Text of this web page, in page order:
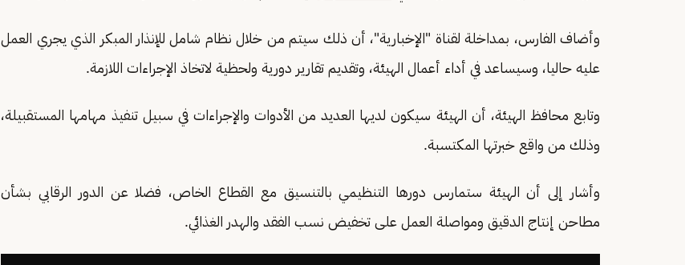
وأضاف الفارس، بمداخلة لقناة "الإخبارية"، أن ذلك سيتم من خلال نظام شامل للإنذار المبكر الذي يجري العمل
عليه حاليا، وسيساعد في أداء أعمال الهيئة، وتقديم تقارير دورية ولحظية لاتخاذ الإجراءات اللازمة.
وتابع محافظ الهيئة، أن الهيئة سيكون لديها العديد من الأدوات والإجراءات في سبيل تنفيذ مهامها المستقبيلة،
وذلك من واقع خبرتها المكتسبة.
وأشار إلى أن الهيئة ستمارس دورها التنظيمي بالتنسيق مع القطاع الخاص، فضلا عن الدور الرقابي بشأن
مطاحن إنتاج الدقيق ومواصلة العمل على تخفيض نسب الفقد والهدر الغذائي.